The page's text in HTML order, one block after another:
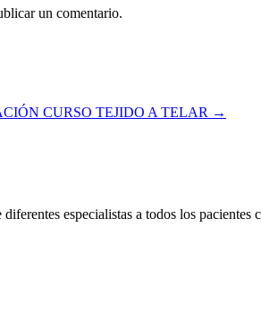
un comentario.
CURSO TEJIDO A TELAR →
especialistas a todos los